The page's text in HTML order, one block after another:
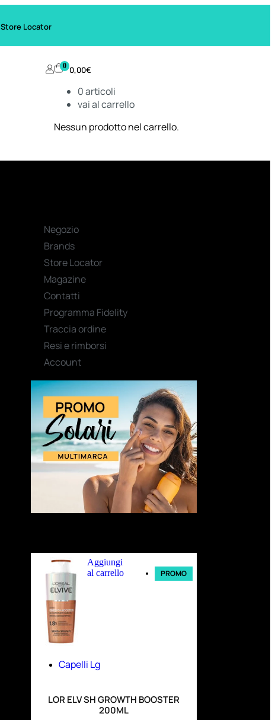
Store Locator
0 0,00€
0articoli
vai al carrello
Nessun prodotto nel carrello.
Negozio
Brands
Store Locator
Magazine
Contatti
Programma Fidelity
Traccia ordine
Resi e rimborsi
Account
Aggiungi
al carrello
PROMO
Capelli Lg
LOR ELV SH GROWTH BOOSTER
200ML